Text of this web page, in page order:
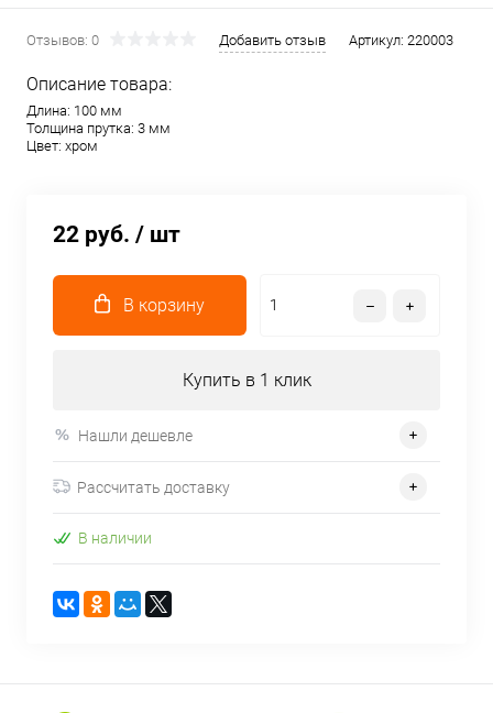
Отзывов: 0 Добавить отзыв Артикул: 220003
Описание товара:
Длина: 100 мм
Толщина прутка: 3 мм
Цвет: хром
22 руб. / шт
В корзину
Купить в 1 клик
Нашли дешевле
Рассчитать доставку
В наличии